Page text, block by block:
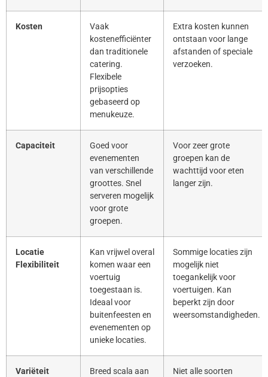
Kosten
Vaak
kostenefficiënter
dan traditionele
catering.
Flexibele
prijsopties
gebaseerd op
menukeuze.
Extra kosten kunnen
ontstaan voor lange
afstanden of speciale
verzoeken.
Capaciteit
Goed voor
evenementen
van verschillende
groottes. Snel
serveren mogelijk
voor grote
groepen.
Voor zeer grote
groepen kan de
wachttijd voor eten
langer zijn.
Locatie
Flexibiliteit
Kan vrijwel overal
komen waar een
voertuig
toegestaan is.
Ideaal voor
buitenfeesten en
evenementen op
unieke locaties.
Sommige locaties zijn
mogelijk niet
toegankelijk voor
voertuigen. Kan
beperkt zijn door
weersomstandigheden.
Variëteit
Breed scala aan
Niet alle soorten